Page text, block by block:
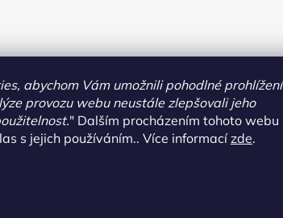
abychom Vám umožnili pohodlné prohlížení
provozu webu neustále zlepšovali jeho
" Dalším procházením tohoto webu
s jejich používáním.. Více informacízde.